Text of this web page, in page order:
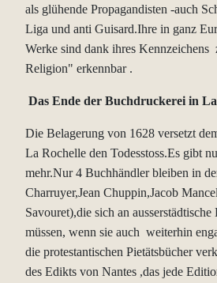
als glühende Propagandisten -auch
Liga und anti Guisard.Ihre in ganz
Werke sind dank ihres Kennzeichens
Religion" erkennbar .
Das Ende der Buchdruckerei in
Die Belagerung von 1628 versetzt
La Rochelle den Todesstoss.Es gibt
mehr.Nur 4 Buchhändler bleiben in
Charruyer,Jean Chuppin,Jacob
Savouret),die sich an
müssen, wenn sie auch weiterhin
die protestantischen Pietätsbücher
des Edikts von Nantes ,das jede